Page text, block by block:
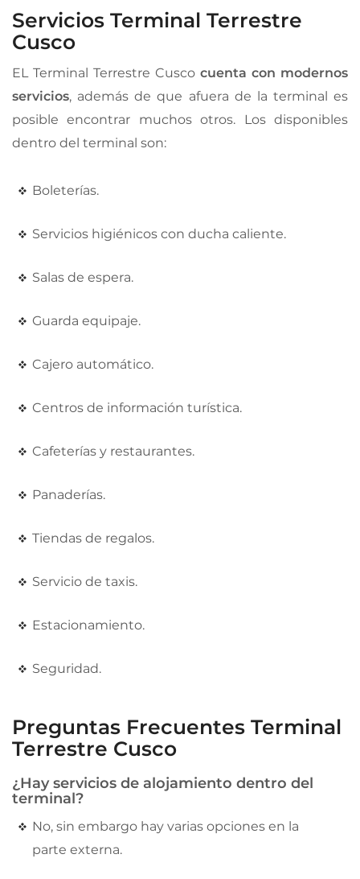
Servicios Terminal Terrestre
Cusco
EL Terminal Terrestre Cusco cuenta con modernos
servicios, además de que afuera de la terminal es
posible encontrar muchos otros. Los disponibles
dentro del terminal son:
Boleterías.
Servicios higiénicos con ducha caliente.
Salas de espera.
Guarda equipaje.
Cajero automático.
Centros de información turística.
Cafeterías y restaurantes.
Panaderías.
Tiendas de regalos.
Servicio de taxis.
Estacionamiento.
Seguridad.
Preguntas Frecuentes Terminal
Terrestre Cusco
¿Hay servicios de alojamiento dentro del
terminal?
No, sin embargo hay varias opciones en la
parte externa.